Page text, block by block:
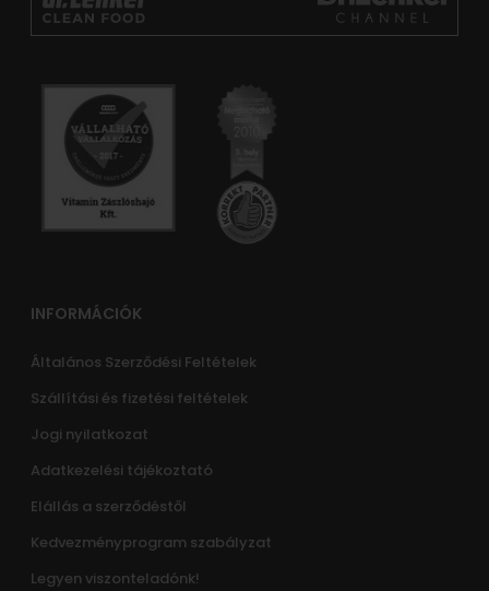
INFORMÁCIÓK
Általános Szerződési Feltételek
Szállítási és fizetési feltételek
Jogi nyilatkozat
Adatkezelési tájékoztató
Elállás a szerződéstől
Kedvezményprogram szabályzat
Legyen viszonteladónk!